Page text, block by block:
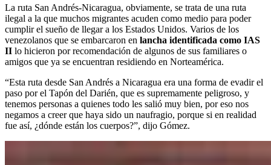
La ruta San Andrés-Nicaragua, obviamente, se trata de una ruta
ilegal a la que muchos migrantes acuden como medio para poder
cumplir el sueño de llegar a los Estados Unidos. Varios de los
venezolanos que se embarcaron en lancha identificada como IAS
II lo hicieron por recomendación de algunos de sus familiares o
amigos que ya se encuentran residiendo en Norteamérica.
“Esta ruta desde San Andrés a Nicaragua era una forma de evadir el
paso por el Tapón del Darién, que es supremamente peligroso, y
tenemos personas a quienes todo les salió muy bien, por eso nos
negamos a creer que haya sido un naufragio, porque si en realidad
fue así, ¿dónde están los cuerpos?”, dijo Gómez.